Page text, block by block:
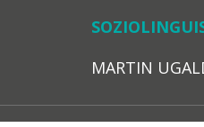
MARTIN